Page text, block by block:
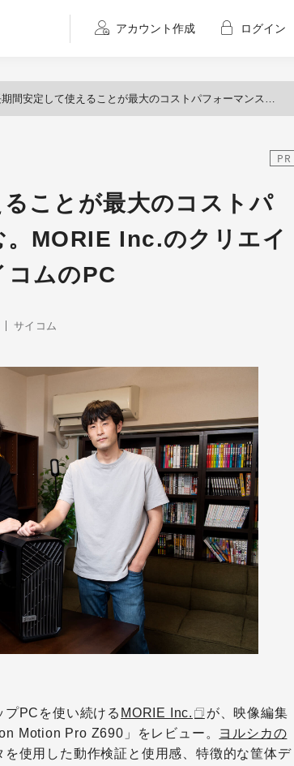
アカウント作成 ログイン
安定して使えることが最大のコストパフォーマンスを生む。MORIE Inc.のクリエイティブを支えるサイコムのPC
PR
ことが最大のコストパ
。MORIE Inc.のクリエイ
コムのPC
サイコム
プPCを使い続ける MORIE Inc.
が、映像編集
Motion Pro Z690」をレビュー。 ヨルシカの
を使用した動作検証と使用感、特徴的な筐体デ